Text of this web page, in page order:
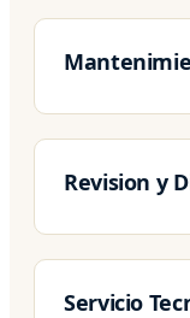
Revision y
Servicio